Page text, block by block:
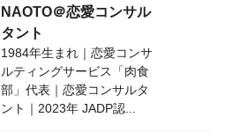
NAOTO＠恋愛コンサル
タント
1984年生まれ｜恋愛コンサ
ルティングサービス「肉食
部」代表｜恋愛コンサルタ
ント｜2023年 JADP認...